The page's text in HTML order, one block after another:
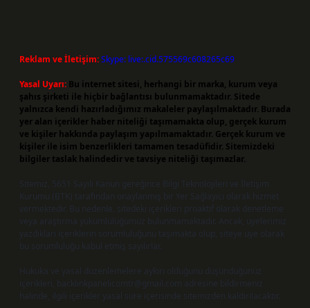
Reklam ve İletişim:Skype: live:.cid.575569c608265c69
Yasal Uyarı: Bu internet sitesi, herhangi bir marka, kurum veya
şahıs şirketi ile hiçbir bağlantısı bulunmamaktadır. Sitede
yalnızca kendi hazırladığımız makaleler paylaşılmaktadır. Burada
yer alan içerikler haber niteliği taşımamakta olup, gerçek kurum
ve kişiler hakkında paylaşım yapılmamaktadır. Gerçek kurum ve
kişiler ile isim benzerlikleri tamamen tesadüfidir. Sitemizdeki
bilgiler taslak halindedir ve tavsiye niteliği taşımazlar.
Sitemiz, 5651 Sayılı Kanun gereğince Bilgi Teknolojileri ve İletişim
Kurumu (BTK) tarafından onaylanmış bir Yer Sağlayıcı olarak hizmet
vermektedir. Bu nedenle, sitedeki içerikleri proaktif olarak denetleme
veya araştırma yükümlülüğümüz bulunmamaktadır. Ancak, üyelerimiz
yazdıkları içeriklerin sorumluluğunu taşımakta olup, siteye üye olarak
bu sorumluluğu kabul etmiş sayılırlar.
Hukuka ve yasal düzenlemelere aykırı olduğunu düşündüğünüz
içerikleri, backlinkpanelicomtr@gmail.com adresine bildirmeniz
halinde, ilgili içerikler yasal süre içerisinde sitemizden kaldırılacaktır.